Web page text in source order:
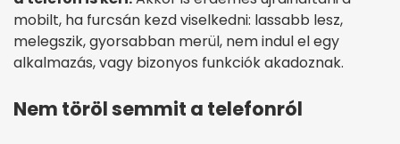
mobilt, ha furcsán kezd viselkedni: lassabb lesz,
melegszik, gyorsabban merül, nem indul el egy
alkalmazás, vagy bizonyos funkciók akadoznak.
Nem töröl semmit a telefonról